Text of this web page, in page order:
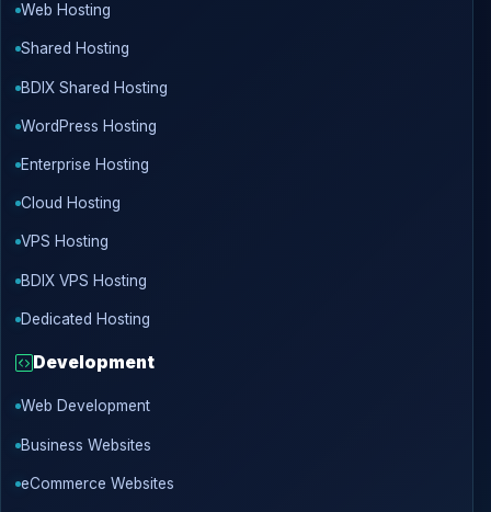
Web Hosting
Shared Hosting
BDIX Shared Hosting
WordPress Hosting
Enterprise Hosting
Cloud Hosting
VPS Hosting
BDIX VPS Hosting
Dedicated Hosting
Development
Web Development
Business Websites
eCommerce Websites